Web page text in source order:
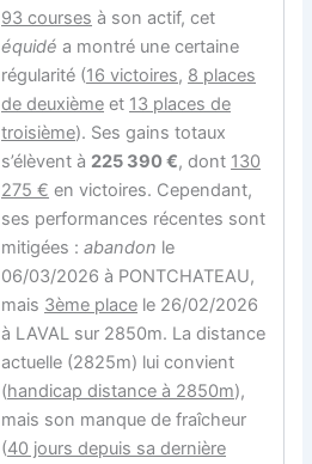
93 courses à son actif, cet
équidé a montré une certaine
régularité (16 victoires, 8 places
de deuxième et 13 places de
troisième). Ses gains totaux
s’élèvent à 225 390 €, dont 130
275 € en victoires. Cependant,
ses performances récentes sont
mitigées :abandon le
06/03/2026 à PONTCHATEAU,
mais 3ème place le 26/02/2026
à LAVAL sur 2850m. La distance
actuelle (2825m) lui convient
(handicap distance à 2850m),
mais son manque de fraîcheur
(40 jours depuis sa dernière